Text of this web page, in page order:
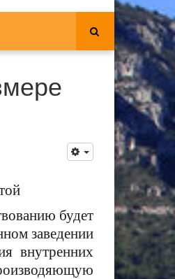
будет
заведении
внутренних